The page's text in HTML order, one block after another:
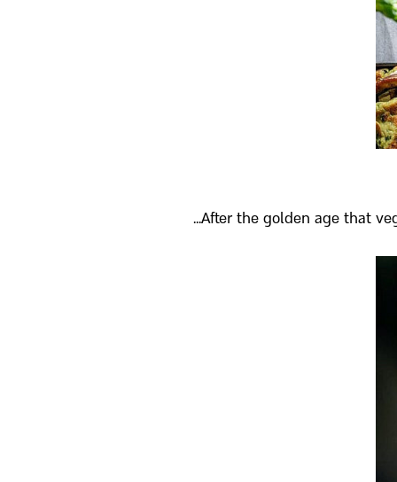
After the golden age that